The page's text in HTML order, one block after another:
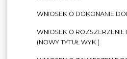
WNIOSEK O DOKONANIE
WNIOSEK O ROZSZERZENIE
(NOWY TYTUŁ WYK.)